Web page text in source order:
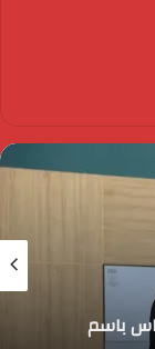
باسم